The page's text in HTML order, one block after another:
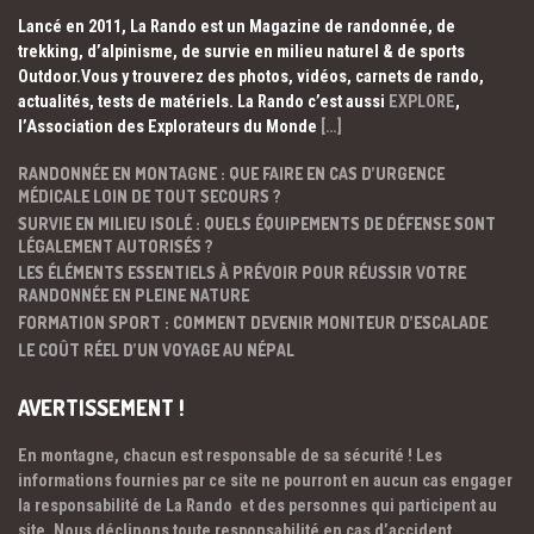
Lancé en 2011, La Rando est un Magazine de randonnée, de
trekking, d’alpinisme, de survie en milieu naturel & de sports
Outdoor.Vous y trouverez des photos, vidéos, carnets de rando,
actualités, tests de matériels. La Rando c’est aussi EXPLORE,
l’Association des Explorateurs du Monde […]
RANDONNÉE EN MONTAGNE : QUE FAIRE EN CAS D’URGENCE
MÉDICALE LOIN DE TOUT SECOURS ?
SURVIE EN MILIEU ISOLÉ : QUELS ÉQUIPEMENTS DE DÉFENSE SONT
LÉGALEMENT AUTORISÉS ?
LES ÉLÉMENTS ESSENTIELS À PRÉVOIR POUR RÉUSSIR VOTRE
RANDONNÉE EN PLEINE NATURE
FORMATION SPORT : COMMENT DEVENIR MONITEUR D’ESCALADE
LE COÛT RÉEL D’UN VOYAGE AU NÉPAL
AVERTISSEMENT !
En montagne, chacun est responsable de sa sécurité ! Les
informations fournies par ce site ne pourront en aucun cas engager
la responsabilité de La Rando et des personnes qui participent au